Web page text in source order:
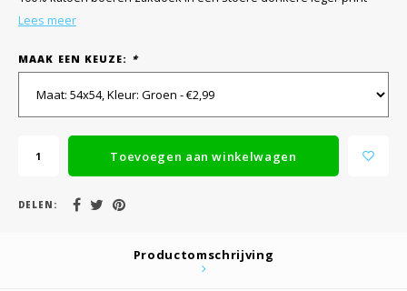
Lees meer
MAAK EEN KEUZE: *
Toevoegen aan winkelwagen
DELEN:
Productomschrijving